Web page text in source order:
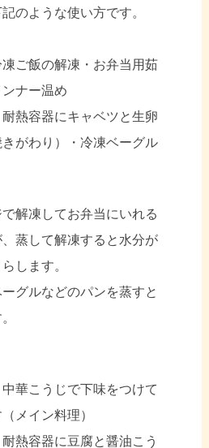
のような使い方です。
飯の解凍・お弁当用茹
ナー温め
熱容器にキャベツと生卵
がわり）・冷凍ベーグル
解凍してお弁当にいれる
蒸して解凍すると水分が
します。
グルなどのパンを蒸すと
華こうじで下味をつけて
メイン料理）
熱容器に豆腐と醤油こう